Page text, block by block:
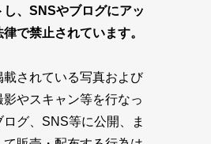
し、SNSやブログにアッ
で禁止されています。
されている写真および
やスキャン等を行なっ
グ、SNS等に公開、ま